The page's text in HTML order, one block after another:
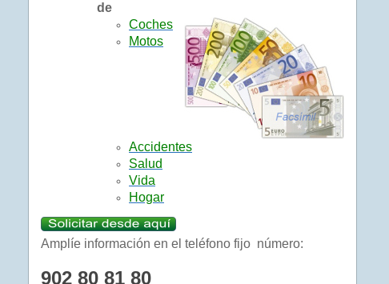
de
Coches
Motos
Accidentes
Salud
Vida
Hogar
Amplíe información en el teléfono fijo número:
902 80 81 80